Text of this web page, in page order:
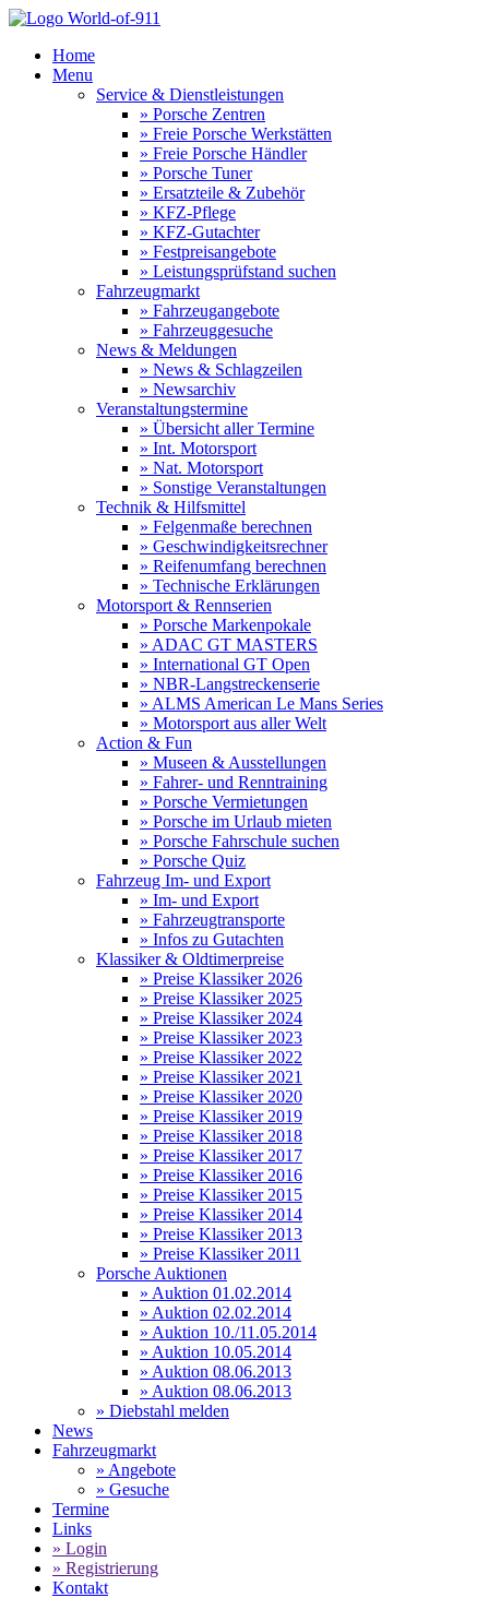
Home
Menu
Service & Dienstleistungen
» Porsche Zentren
» Freie Porsche Werkstätten
» Freie Porsche Händler
» Porsche Tuner
» Ersatzteile & Zubehör
» KFZ-Pflege
» KFZ-Gutachter
» Festpreisangebote
» Leistungsprüfstand suchen
Fahrzeugmarkt
» Fahrzeugangebote
» Fahrzeuggesuche
News & Meldungen
» News & Schlagzeilen
» Newsarchiv
Veranstaltungstermine
» Übersicht aller Termine
» Int. Motorsport
» Nat. Motorsport
» Sonstige Veranstaltungen
Technik & Hilfsmittel
» Felgenmaße berechnen
» Geschwindigkeitsrechner
» Reifenumfang berechnen
» Technische Erklärungen
Motorsport & Rennserien
» Porsche Markenpokale
» ADAC GT MASTERS
» International GT Open
» NBR-Langstreckenserie
» ALMS American Le Mans Series
» Motorsport aus aller Welt
Action & Fun
» Museen & Ausstellungen
» Fahrer- und Renntraining
» Porsche Vermietungen
» Porsche im Urlaub mieten
» Porsche Fahrschule suchen
» Porsche Quiz
Fahrzeug Im- und Export
» Im- und Export
» Fahrzeugtransporte
» Infos zu Gutachten
Klassiker & Oldtimerpreise
» Preise Klassiker 2026
» Preise Klassiker 2025
» Preise Klassiker 2024
» Preise Klassiker 2023
» Preise Klassiker 2022
» Preise Klassiker 2021
» Preise Klassiker 2020
» Preise Klassiker 2019
» Preise Klassiker 2018
» Preise Klassiker 2017
» Preise Klassiker 2016
» Preise Klassiker 2015
» Preise Klassiker 2014
» Preise Klassiker 2013
» Preise Klassiker 2011
Porsche Auktionen
» Auktion 01.02.2014
» Auktion 02.02.2014
» Auktion 10./11.05.2014
» Auktion 10.05.2014
» Auktion 08.06.2013
» Auktion 08.06.2013
» Diebstahl melden
News
Fahrzeugmarkt
» Angebote
» Gesuche
Termine
Links
» Login
» Registrierung
Kontakt